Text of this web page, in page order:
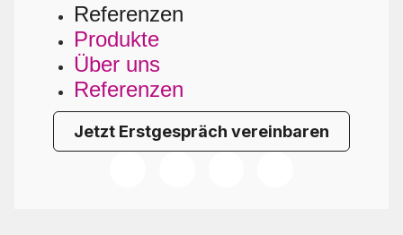
Referenzen
Produkte
Über uns
Referenzen
Jetzt Erstgespräch vereinbaren